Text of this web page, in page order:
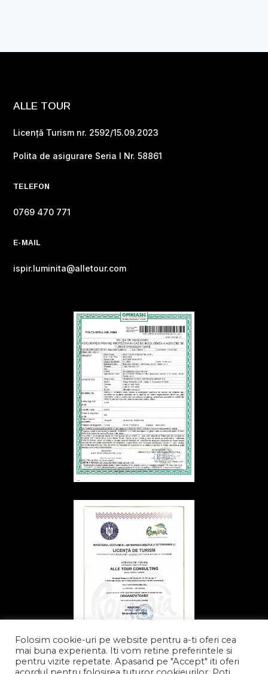
ALLE TOUR
Licență Turism nr. 2592/15.09.2023
Polita de asigurare Seria I Nr. 58861
TELEFON
0769 470 771
E-MAIL
ispir.luminita@alletour.com
Folosim cookie-uri pe website pentru a-ti oferi cea
mai buna experienta. Iti vom retine preferintele si
pentru vizite repetate. Apasand pe "Accept" iti oferi